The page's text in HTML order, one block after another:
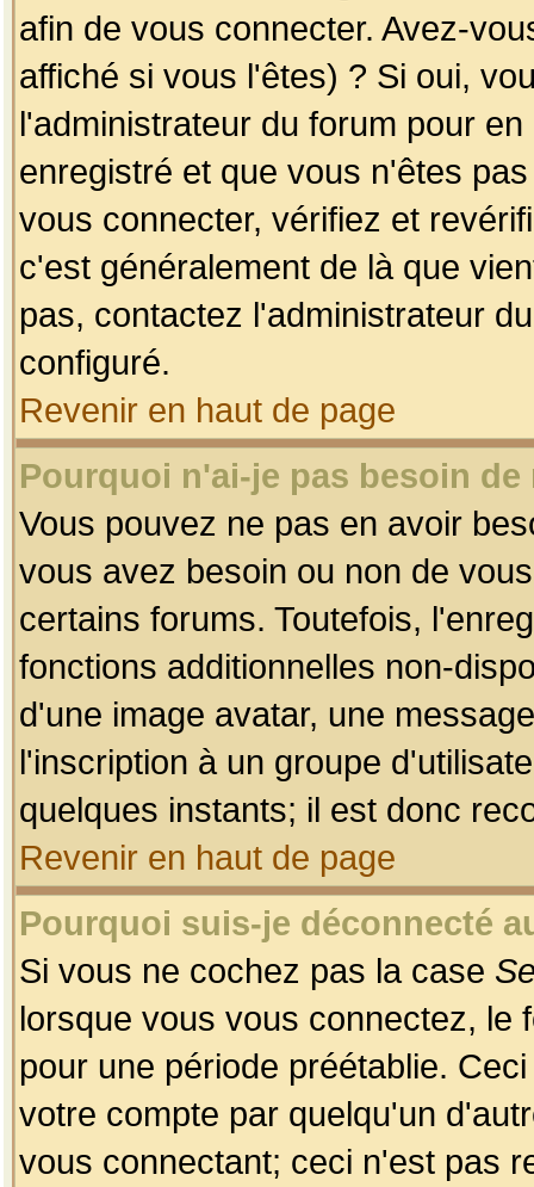
afin de vous connecter. Avez-
affiché si vous l'êtes) ? Si oui,
l'administrateur du forum pour
enregistré et que vous n'êtes
vous connecter, vérifiez et
c'est généralement de là que
pas, contactez l'administrateur
configuré.
Revenir en haut de page
Pourquoi n'ai-je pas besoin
Vous pouvez ne pas en avoir
vous avez besoin ou non de
certains forums. Toutefois,
fonctions additionnelles non-
d'une image avatar, une
l'inscription à un groupe
quelques instants; il est donc
Revenir en haut de page
Pourquoi suis-je déconnecté
Si vous ne cochez pas la case
lorsque vous vous connectez, le
pour une période préétablie.
votre compte par quelqu'un
vous connectant; ceci n'est pas